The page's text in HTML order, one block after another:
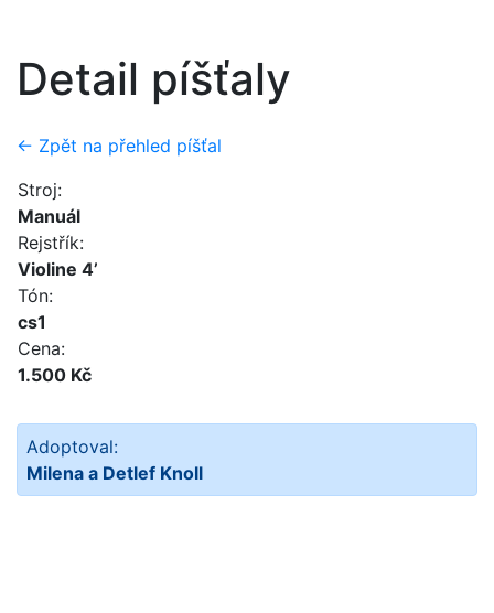
Detail píšťaly
← Zpět na přehled píšťal
Stroj:
Manuál
Rejstřík:
Violine 4’
Tón:
cs1
Cena:
1.500 Kč
Adoptoval:
Milena a Detlef Knoll